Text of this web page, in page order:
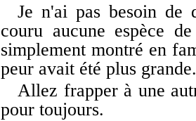
Je n'ai pas besoin
couru aucune espèce
simplement montré en
peur avait été plus grande.
Allez frapper à une
pour toujours.